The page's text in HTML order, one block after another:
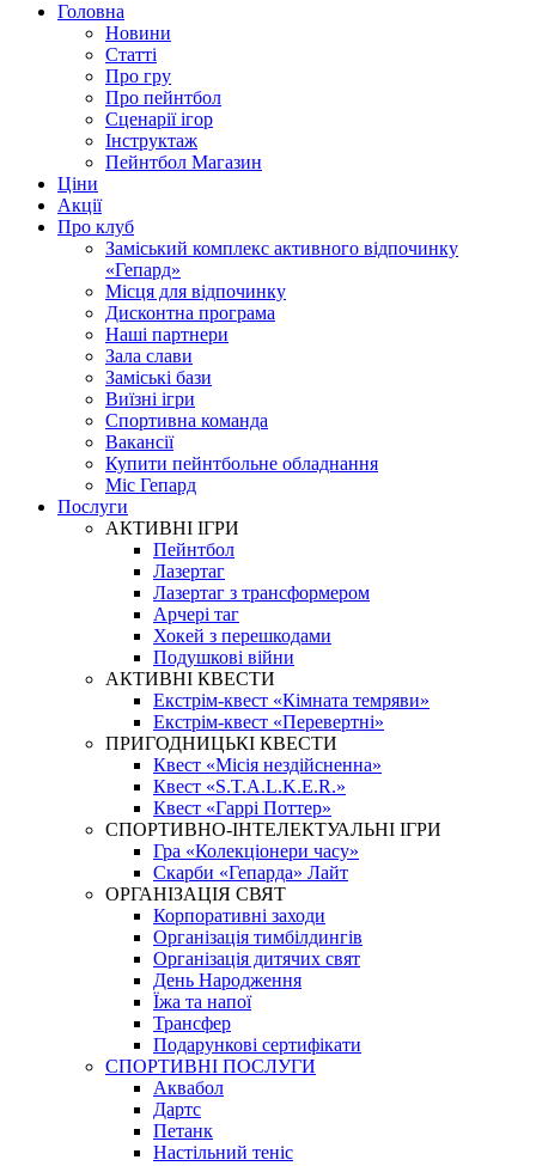
Головна
Новини
Статті
Про гру
Про пейнтбол
Сценарії ігор
Інструктаж
Пейнтбол Магазин
Ціни
Акції
Про клуб
Заміський комплекс активного відпочинку
«Гепард»
Місця для відпочинку
Дисконтна програма
Наші партнери
Зала слави
Заміські бази
Виїзні ігри
Спортивна команда
Вакансії
Купити пейнтбольне обладнання
Міс Гепард
Послуги
АКТИВНІ ІГРИ
Пейнтбол
Лазертаг
Лазертаг з трансформером
Арчері таг
Хокей з перешкодами
Подушкові війни
АКТИВНІ КВЕСТИ
Екстрім-квест «Кімната темряви»
Екстрім-квест «Перевертні»
ПРИГОДНИЦЬКІ КВЕСТИ
Квест «Місія нездійсненна»
Квест «S.T.A.L.K.E.R.»
Квест «Гаррі Поттер»
СПОРТИВНО-ІНТЕЛЕКТУАЛЬНІ ІГРИ
Гра «Колекціонери часу»
Скарби «Гепарда» Лайт
ОРГАНІЗАЦІЯ СВЯТ
Корпоративні заходи
Організація тимбілдингів
Організація дитячих свят
День Народження
Їжа та напої
Трансфер
Подарункові сертифікати
СПОРТИВНІ ПОСЛУГИ
Аквабол
Дартс
Петанк
Настільний теніс